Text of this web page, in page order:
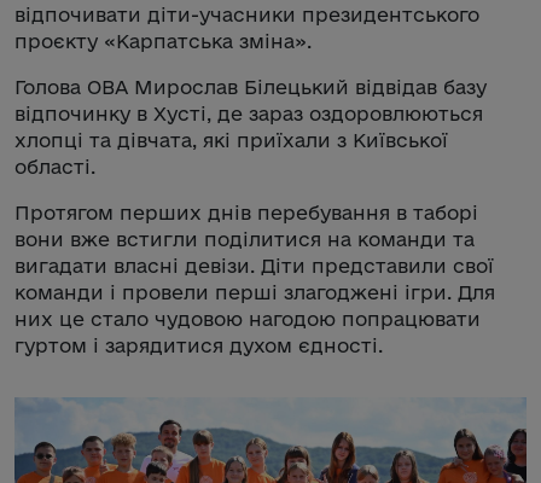
відпочивати діти-учасники президентського
проєкту «Карпатська зміна».
Голова ОВА Мирослав Білецький відвідав базу
відпочинку в Хусті, де зараз оздоровлюються
хлопці та дівчата, які приїхали з Київської
області.
Протягом перших днів перебування в таборі
вони вже встигли поділитися на команди та
вигадати власні девізи. Діти представили свої
команди і провели перші злагоджені ігри. Для
них це стало чудовою нагодою попрацювати
гуртом і зарядитися духом єдності.